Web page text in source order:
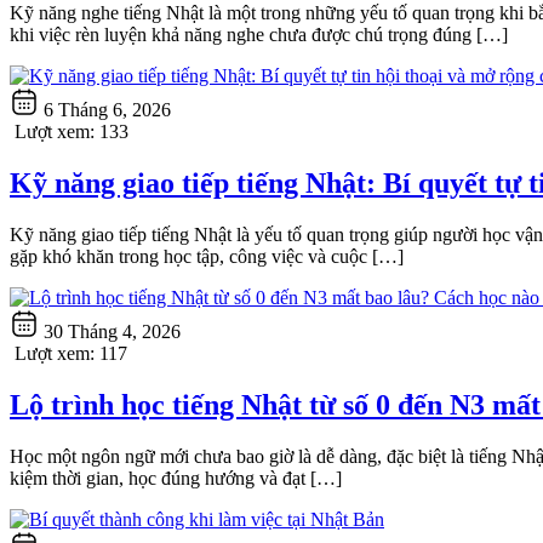
Kỹ năng nghe tiếng Nhật là một trong những yếu tố quan trọng khi
khi việc rèn luyện khả năng nghe chưa được chú trọng đúng […]
6 Tháng 6, 2026
Lượt xem: 133
Kỹ năng giao tiếp tiếng Nhật: Bí quyết tự
Kỹ năng giao tiếp tiếng Nhật là yếu tố quan trọng giúp người học
gặp khó khăn trong học tập, công việc và cuộc […]
30 Tháng 4, 2026
Lượt xem: 117
Lộ trình học tiếng Nhật từ số 0 đến N3
Học một ngôn ngữ mới chưa bao giờ là dễ dàng, đặc biệt là tiếng
kiệm thời gian, học đúng hướng và đạt […]